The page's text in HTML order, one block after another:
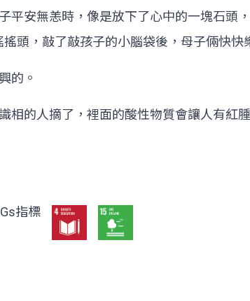
安無恙時，像是放下了心中的一塊石頭
搖頭，敲了敲孩子的小腦袋後，母子倆快
的。
的人摘了，裡面的酸性物質會讓人有紅
指標